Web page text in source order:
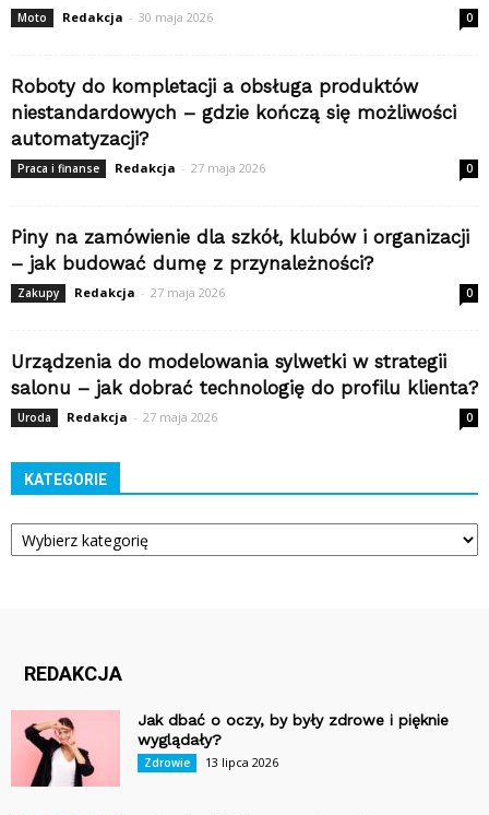
Moto Redakcja - 30 maja 2026 0
Roboty do kompletacji a obsługa produktów
niestandardowych – gdzie kończą się możliwości
automatyzacji?
Praca i finanse Redakcja - 27 maja 2026 0
Piny na zamówienie dla szkół, klubów i organizacji
– jak budować dumę z przynależności?
Zakupy Redakcja - 27 maja 2026 0
Urządzenia do modelowania sylwetki w strategii
salonu – jak dobrać technologię do profilu klienta?
Uroda Redakcja - 27 maja 2026 0
KATEGORIE
Kategorie
REDAKCJA
Jak dbać o oczy, by były zdrowe i pięknie
wyglądały?
Zdrowie 13 lipca 2026